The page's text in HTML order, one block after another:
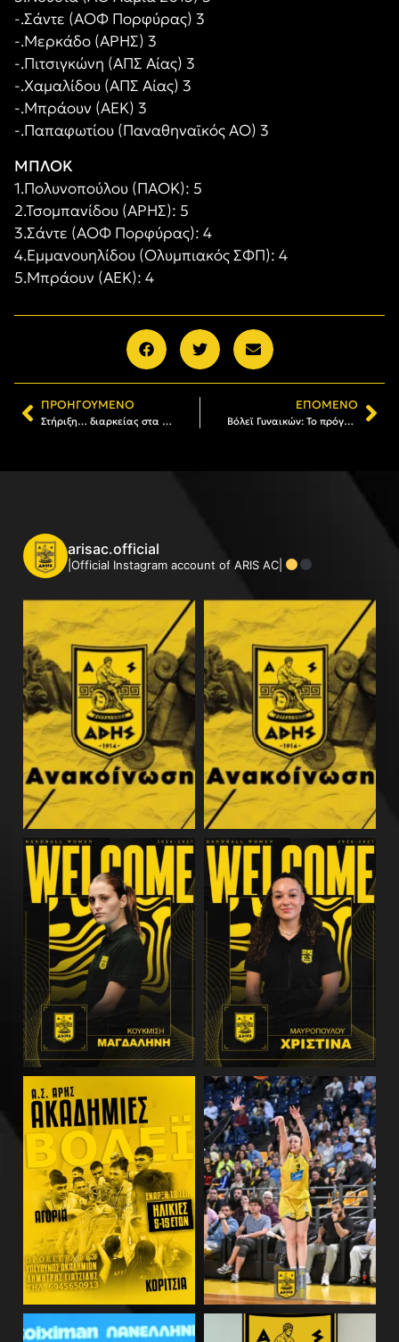
-.Σάντε (ΑΟΦ Πορφύρας) 3
-.Μερκάδο (ΑΡΗΣ) 3
-.Πιτσιγκώνη (ΑΠΣ Αίας) 3
-.Χαμαλίδου (ΑΠΣ Αίας) 3
-.Μπράουν (ΑΕΚ) 3
-.Παπαφωτίου (Παναθηναϊκός ΑΟ) 3
ΜΠΛΟΚ
1.Πολυνοπούλου (ΠΑΟΚ): 5
2.Τσομπανίδου (ΑΡΗΣ): 5
3.Σάντε (ΑΟΦ Πορφύρας): 4
4.Εμμανουηλίδου (Ολυμπιακός ΣΦΠ): 4
5.Μπράουν (ΑΕΚ): 4
ΠΡΟΗΓΟΎΜΕΝΟ
Στήριξη… διαρκείας στα τμήματα του Α.Σ. ΑΡΗΣ
ΕΠΌΜΕΝΟ
Βόλεϊ Γυναικών: Το πρόγραμμα του ΑΡΗ στη 2η και την 3η αγωνιστική
arisac.official
|Official Instagram account of ARIS AC|